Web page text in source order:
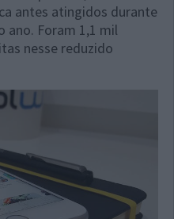
antes atingidos durante
ano. Foram 1,1 mil
nesse reduzido